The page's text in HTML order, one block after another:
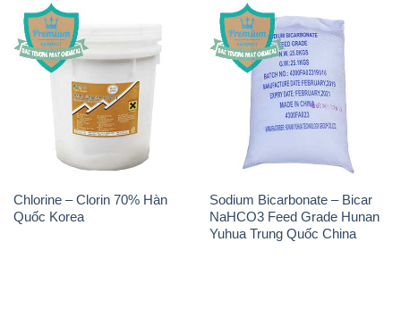
Chlorine – Clorin 70% Hàn
Quốc Korea
Sodium Bicarbonate – Bicar
NaHCO3 Feed Grade Hunan
Yuhua Trung Quốc China